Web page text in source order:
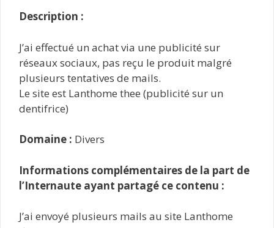
Description :
J’ai effectué un achat via une publicité sur
réseaux sociaux, pas reçu le produit malgré
plusieurs tentatives de mails.
Le site est Lanthome thee (publicité sur un
dentifrice)
Domaine : Divers
Informations complémentaires de la part de
l’Internaute ayant partagé ce contenu :
J’ai envoyé plusieurs mails au site Lanthome